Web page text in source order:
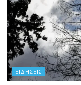
ΕΙΔΉΣΕΙΣ